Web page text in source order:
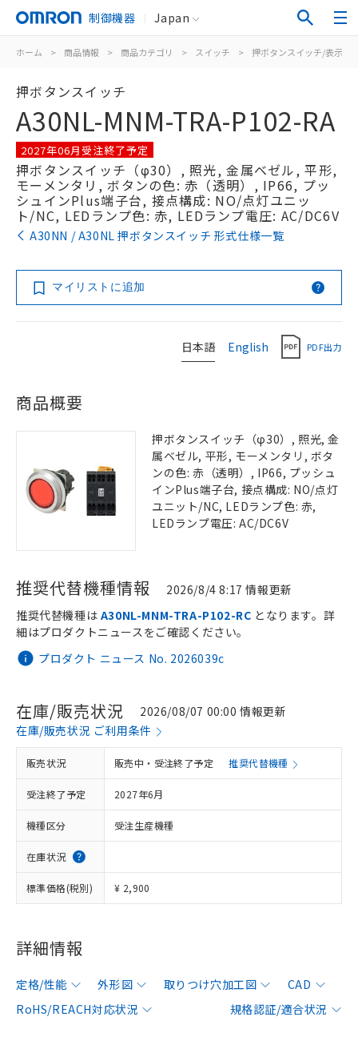
制御機器 Japan
ホーム > 商品情報 > 商品カテゴリ > スイッチ > 押ボタンスイッチ/表示灯
押ボタンスイッチ
A30NL-MNM-TRA-P102-RA
2027年06月受注終了予定
押ボタンスイッチ（φ30）, 照光, 金属ベゼル, 平形,
モーメンタリ, ボタンの色: 赤（透明）, IP66, プッ
シュインPlus端子台, 接点構成: NO/点灯ユニッ
ト/NC, LEDランプ色: 赤, LEDランプ電圧: AC/DC6V
A30NN / A30NL 押ボタンスイッチ 形式仕様一覧
マイリストに追加
日本語 English PDF出力
商品概要
押ボタンスイッチ（φ30）, 照光, 金
属ベゼル, 平形, モーメンタリ, ボタ
ンの色: 赤（透明）, IP66, プッシュ
インPlus端子台, 接点構成: NO/点灯
ユニット/NC, LEDランプ色: 赤,
LEDランプ電圧: AC/DC6V
推奨代替機種情報 2026/8/4 8:17 情報更新
プロダクト ニュース No. 2026039c
推奨代替機種は A30NL-MNM-TRA-P102-RC となります。詳
細はプロダクトニュースをご確認ください。
在庫/販売状況
2026/08/07 00:00 情報更新
在庫/販売状況 ご利用条件
販売状況 販売中・受注終了予定 推奨代替機種
受注終了予定 2027年6月
機種区分 受注生産機種
在庫状況
標準価格(税別) ¥ 2,900
詳細情報
定格/性能 外形図 取りつけ穴加工図
CAD
RoHS/REACH対応状況
規格認証/適合状況